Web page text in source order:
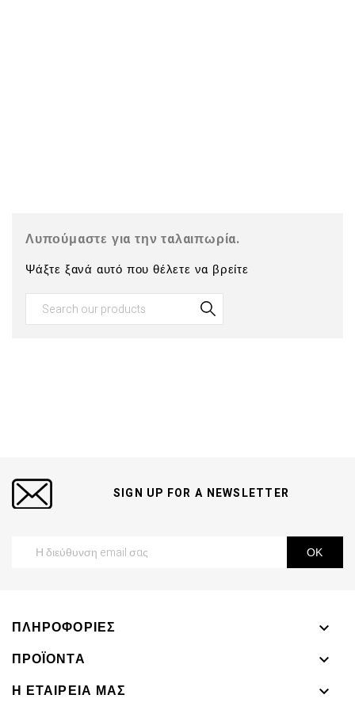
Λυπούμαστε για την ταλαιπωρία.
Ψάξτε ξανά αυτό που θέλετε να βρείτε
SIGN UP FOR A NEWSLETTER
ΠΛΗΡΟΦΟΡΊΕΣ

ΠΡΟΪΌΝΤΑ

Η ΕΤΑΙΡΕΊΑ ΜΑΣ
